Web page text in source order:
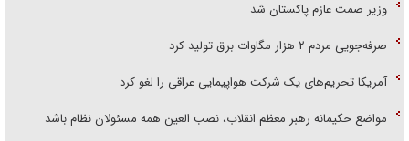
وزیر صمت عازم پاکستان شد
صرفه‌جویی مردم ۲ هزار مگاوات برق تولید کرد
آمریکا تحریم‌های یک شرکت هواپیمایی عراقی را لغو کرد
مواضع حکیمانه رهبر معظم انقلاب، نصب العین همه مسئولان نظام باشد